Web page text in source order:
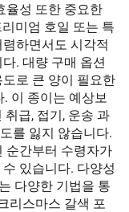
율성 또한 중요한
미엄 호일 또는 특
하면서도 시각적
. 대량 구매 옵션
로 큰 양이 필요한
이 종이는 예상보
급, 접기, 운송 과
를 잃지 않습니다.
순간부터 수령자가
있습니다. 다양성
다양한 기법을 통
리스마스 갈색 포